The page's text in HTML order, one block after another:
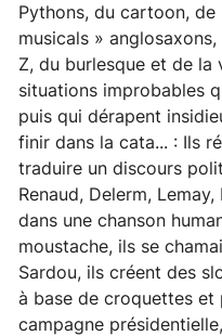
Pythons, du cartoon, de
musicals »
Z, du burlesque et de la
situations improbables
puis qui dérapent
finir dans la cata... : Ils
traduire un discours
Renaud, Delerm,
dans une chanson
moustache, ils se
Sardou, ils créent des
à base de croquettes
campagne